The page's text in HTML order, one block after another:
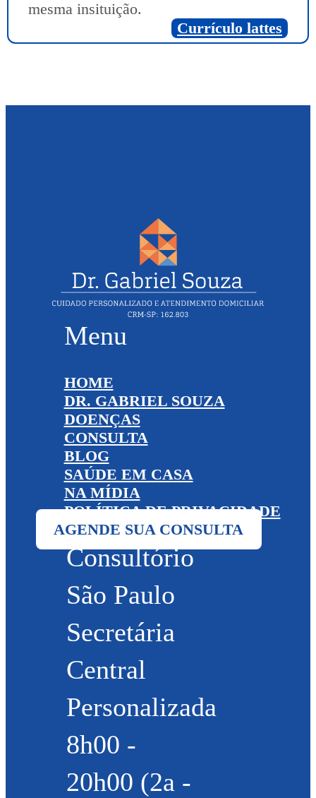
mesma insituição.
Currículo lattes
Menu
HOME
DR. GABRIEL SOUZA
DOENÇAS
CONSULTA
BLOG
SAÚDE EM CASA
NA MÍDIA
POLÍTICA DE PRIVACIDADE
AGENDE SUA CONSULTA
Consultório
São Paulo
Secretária
Central
Personalizada
8h00 -
20h00 (2a -